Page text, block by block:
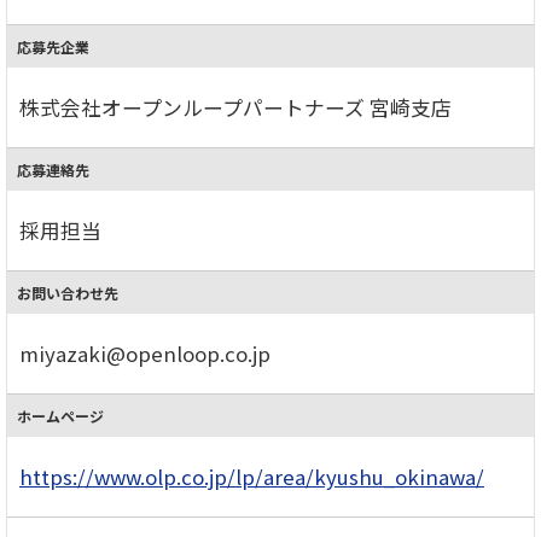
応募先企業
株式会社オープンループパートナーズ 宮崎支店
応募連絡先
採用担当
お問い合わせ先
miyazaki@openloop.co.jp
ホームページ
https://www.olp.co.jp/lp/area/kyushu_okinawa/